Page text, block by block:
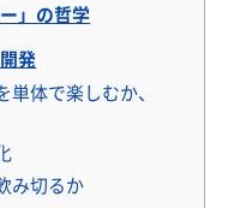
」の哲学
発
体で楽しむか、
み切るか